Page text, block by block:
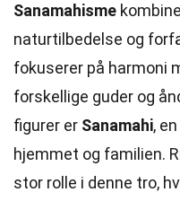
Sanamahisme
naturtilbedelse og
fokuserer på harmoni
forskellige guder og
figurer er Sanamahi,
hjemmet og familien.
stor rolle i denne tro,